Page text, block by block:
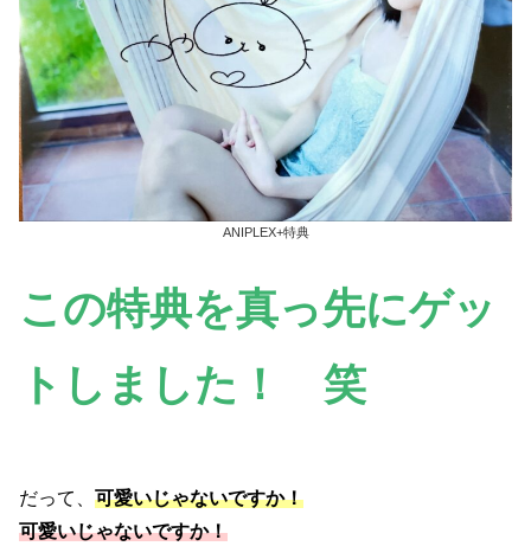
ANIPLEX+特典
この特典を真っ先にゲッ
トしました！ 笑
だって、 可愛いじゃないですか！
可愛いじゃないですか！